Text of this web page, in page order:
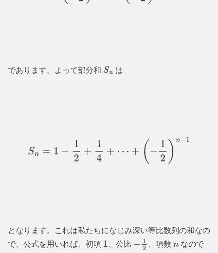
であります。よって部分和 Sn は
Sn=1−1 2+ 14+⋯ +(− 12 ) n − 1
となります。これは私たちになじみ深い等比数列の和なの
で、公式を用いれば、初項 1 、公比 −12 、項数 n なので